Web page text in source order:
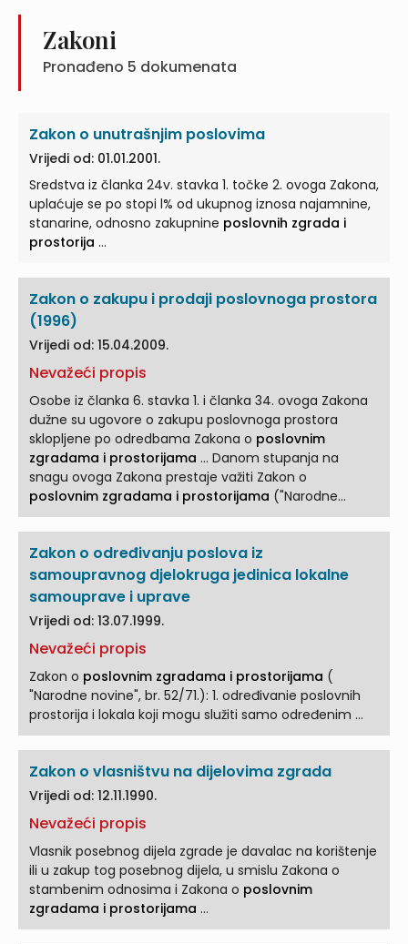
Zakoni
Pronađeno 5 dokumenata
Zakon o unutrašnjim poslovima
Vrijedi od: 01.01.2001.
Sredstva iz članka 24v. stavka 1. točke 2. ovoga Zakona,
uplaćuje se po stopi l% od ukupnog iznosa najamnine,
stanarine, odnosno zakupnine poslovnih zgrada i
prostorija ...
Zakon o zakupu i prodaji poslovnoga prostora
(1996)
Vrijedi od: 15.04.2009.
Nevažeći propis
Osobe iz članka 6. stavka 1. i članka 34. ovoga Zakona
dužne su ugovore o zakupu poslovnoga prostora
sklopljene po odredbama Zakona o poslovnim
zgradama i prostorijama ... Danom stupanja na
snagu ovoga Zakona prestaje važiti Zakon o
poslovnim zgradama i prostorijama ("Narodne
novine", br. 52/71.). Članak 39. ...
Zakon o određivanju poslova iz
samoupravnog djelokruga jedinica lokalne
samouprave i uprave
Vrijedi od: 13.07.1999.
Nevažeći propis
Zakon o poslovnim zgradama i prostorijama (
"Narodne novine", br. 52/71.): 1. određivanie poslovnih
prostorija i lokala koji mogu služiti samo određenim ...
Zakon o vlasništvu na dijelovima zgrada
Vrijedi od: 12.11.1990.
Nevažeći propis
Vlasnik posebnog dijela zgrade je davalac na korištenje
ili u zakup tog posebnog dijela, u smislu Zakona o
stambenim odnosima i Zakona o poslovnim
zgradama i prostorijama ...